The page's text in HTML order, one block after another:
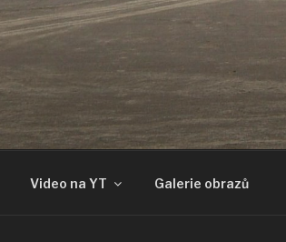
Video na YT Galerie obrazů